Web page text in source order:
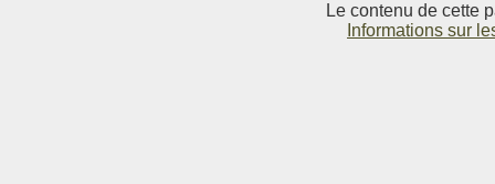
Le contenu de cette
Informations sur